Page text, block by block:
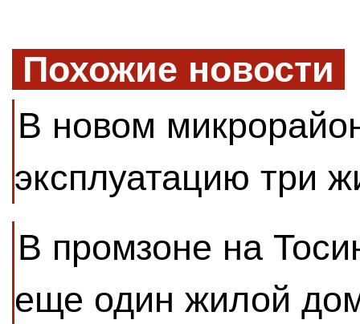
Похожие новости
В новом
эксплуатацию три
В промзоне на
еще один жилой